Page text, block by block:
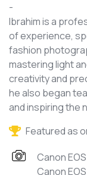
-
Ibrahim is a
of experience,
fashion
mastering light
creativity and
he also began
and inspiring the
Featured as
Canon
Canon EOS